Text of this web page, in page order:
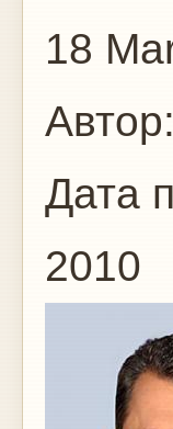
18
Автор:
Дата
2010